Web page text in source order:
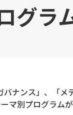
グラ
ナンス」、「メ
マ別プログラムが